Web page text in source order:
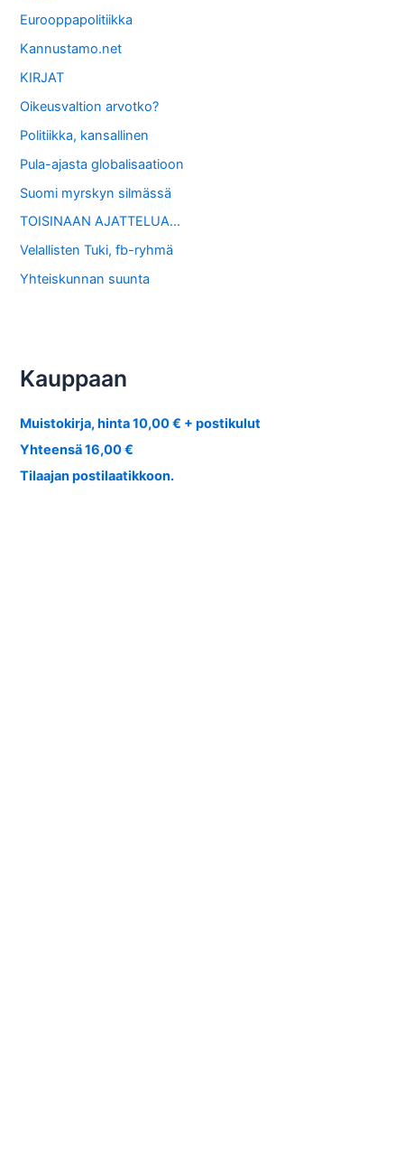
Eurooppapolitiikka
Kannustamo.net
KIRJAT
Oikeusvaltion arvotko?
Politiikka, kansallinen
Pula-ajasta globalisaatioon
Suomi myrskyn silmässä
TOISINAAN AJATTELUA…
Velallisten Tuki, fb-ryhmä
Yhteiskunnan suunta
Kauppaan
Muistokirja, hinta 10,00 € + postikulut
Yhteensä 16,00 €
Tilaajan postilaatikkoon.